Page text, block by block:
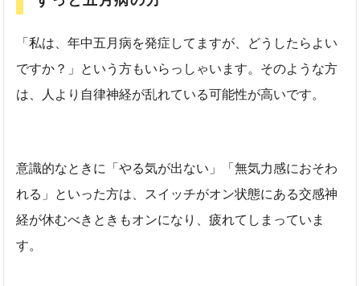
「私は、年中五月病を発症してますが、どうしたらよい
ですか？」という方もいらっしゃいます。そのような方
は、人より自律神経が乱れている可能性が高いです。
意識的なときに「やる気が出ない」「無気力感におそわ
れる」といった方は、スイッチがオン状態にある交感神
経が休むべきときもオンになり、疲れてしまっていま
す。